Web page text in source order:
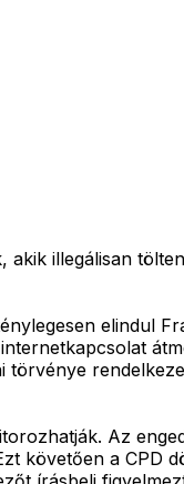
illegálisan
elindul
Az
követően a CPD